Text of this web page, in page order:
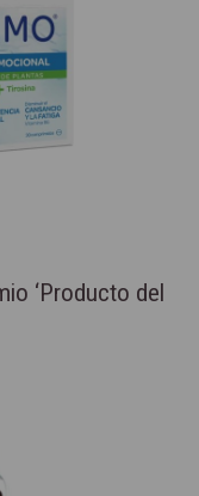
‘Producto del